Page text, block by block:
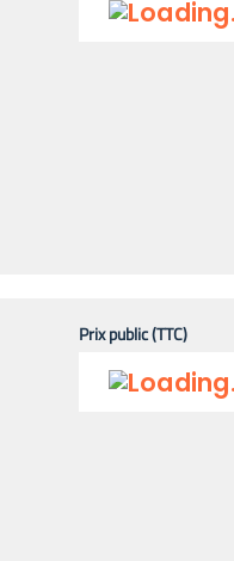
Prix public (TTC)